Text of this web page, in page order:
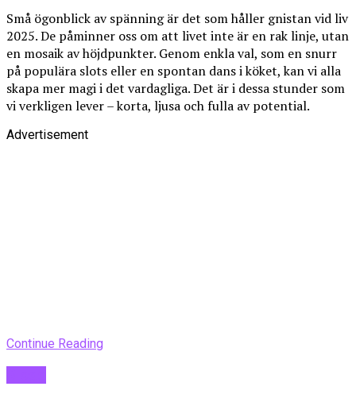
Små ögonblick av spänning är det som håller gnistan vid liv
2025. De påminner oss om att livet inte är en rak linje, utan
en mosaik av höjdpunkter. Genom enkla val, som en snurr
på populära slots eller en spontan dans i köket, kan vi alla
skapa mer magi i det vardagliga. Det är i dessa stunder som
vi verkligen lever – korta, ljusa och fulla av potential.
Advertisement
Continue Reading